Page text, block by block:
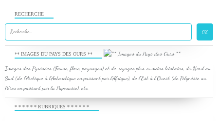
RECHERCHE
** IMAGES DU PAYS DES OURS **
Images des Pyrénées (Faune, flore, paysages) et de voyages plus ou moins lointains, du Nord au
Sud (de l'Arctique à l'Antarctique en passant par l'Afrique), de l'Est à l'Ouest (de Polynésie au
Pérou en passant par la Papouasie), etc.
* * * * * * RUBRIQUES * * * * * *